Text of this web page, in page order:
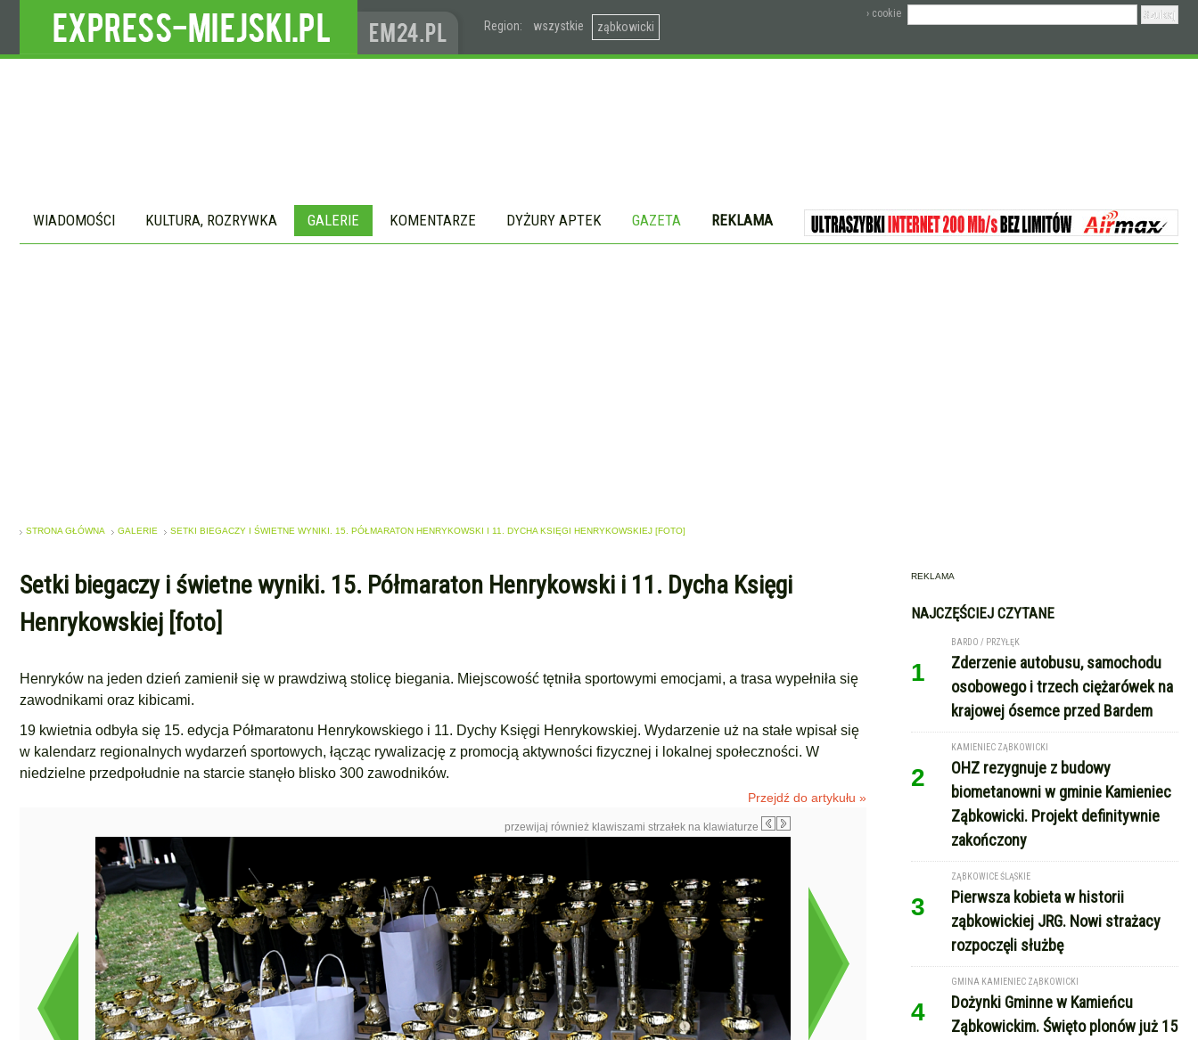
Region: wszystkie ząbkowicki
› cookie
WIADOMOŚCI KULTURA, ROZRYWKA GALERIE KOMENTARZE DYŻURY APTEK GAZETA REKLAMA
STRONA GŁÓWNA GALERIE SETKI BIEGACZY I ŚWIETNE WYNIKI. 15. PÓŁMARATON HENRYKOWSKI I 11. DYCHA KSIĘGI HENRYKOWSKIEJ [FOTO]
Setki biegaczy i świetne wyniki. 15. Półmaraton Henrykowski i 11. Dycha Księgi
Henrykowskiej [foto]
Henryków na jeden dzień zamienił się w prawdziwą stolicę biegania. Miejscowość tętniła sportowymi emocjami, a trasa wypełniła się
zawodnikami oraz kibicami.
19 kwietnia odbyła się 15. edycja Półmaratonu Henrykowskiego i 11. Dychy Księgi Henrykowskiej. Wydarzenie uż na stałe wpisał się
w kalendarz regionalnych wydarzeń sportowych, łącząc rywalizację z promocją aktywności fizycznej i lokalnej społeczności. W
niedzielne przedpołudnie na starcie stanęło blisko 300 zawodników.
Przejdź do artykułu »
przewijaj również klawiszami strzałek na klawiaturze
REKLAMA
NAJCZĘŚCIEJ CZYTANE
1
BARDO / PRZYŁĘK
Zderzenie autobusu, samochodu
osobowego i trzech ciężarówek na
krajowej ósemce przed Bardem
2
KAMIENIEC ZĄBKOWICKI
OHZ rezygnuje z budowy
biometanowni w gminie Kamieniec
Ząbkowicki. Projekt definitywnie
zakończony
3
ZĄBKOWICE ŚLĄSKIE
Pierwsza kobieta w historii
ząbkowickiej JRG. Nowi strażacy
rozpoczęli służbę
4
GMINA KAMIENIEC ZĄBKOWICKI
Dożynki Gminne w Kamieńcu
Ząbkowickim. Święto plonów już 15